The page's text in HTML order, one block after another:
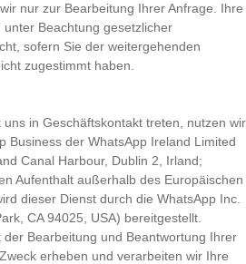
nur zur Bearbeitung Ihrer Anfrage. Ihre
Beachtung gesetzlicher
sofern Sie der weitergehenden
zugestimmt haben.
in Geschäftskontakt treten, nutzen wir
Business der WhatsApp Ireland Limited
Canal Harbour, Dublin 2, Irland;
Aufenthalt außerhalb des Europäischen
dieser Dienst durch die WhatsApp Inc.
CA 94025, USA) bereitgestellt.
Bearbeitung und Beantwortung Ihrer
erheben und verarbeiten wir Ihre